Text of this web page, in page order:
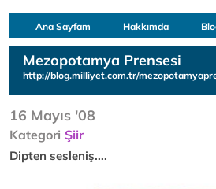
Ana Sayfam Hakkımda
Mezopotamya Prensesi
http://blog.milliyet.com.tr/
16 Mayıs '08
Kategori Şiir
Dipten sesleniş....